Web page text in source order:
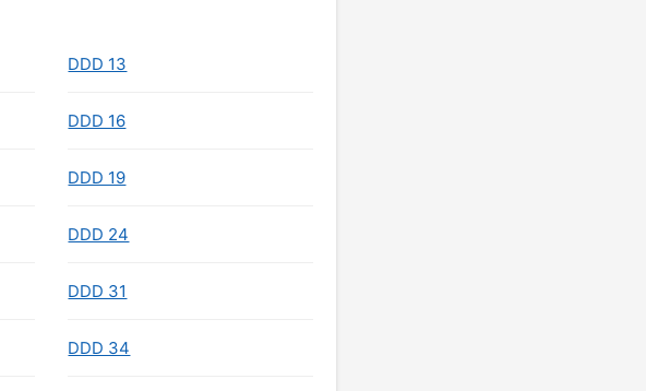
DDD 13
DDD 16
DDD 19
DDD 24
DDD 31
DDD 34